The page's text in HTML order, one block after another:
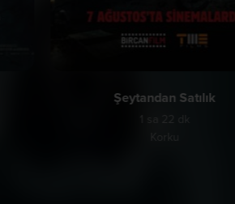
Şeytandan Satılık
1 sa 22 dk